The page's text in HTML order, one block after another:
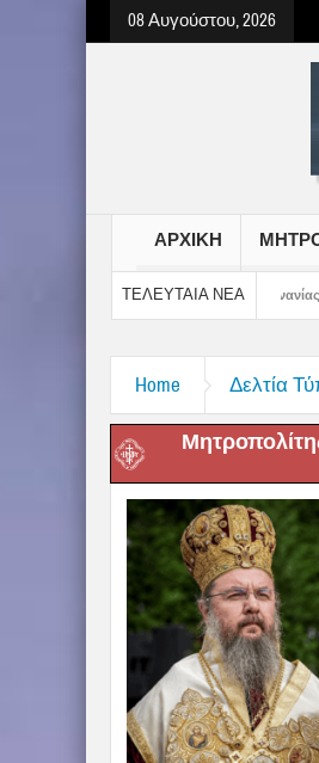
08 Αυγούστου, 2026
ΑΡΧΙΚΗ
ΤΕΛΕΥΤΑΙΑ ΝΕΑ
Αιτωλίας και Ακαρνανίας κ Δαμασκηνου
Home Δελτία